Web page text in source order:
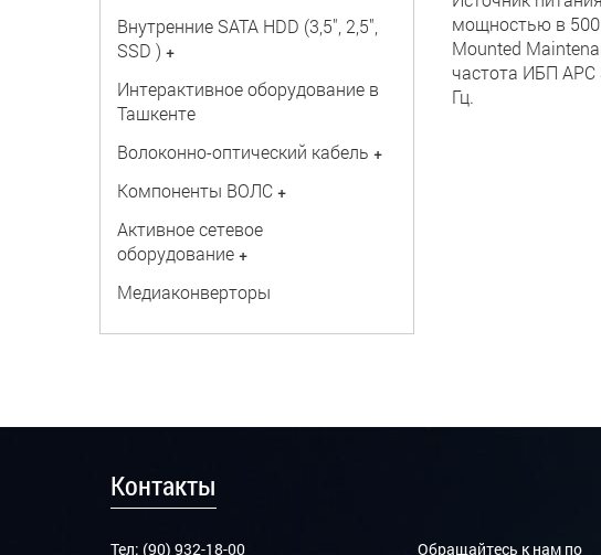
Внутренние SATA HDD (3,5", 2,5",
SSD ) +
Интерактивное оборудование в
Ташкенте
Волоконно-оптический кабель +
Компоненты ВОЛС +
Активное сетевое
оборудование +
Медиаконверторы
мощностью в 500
Mounted
частота ИБП
Гц.
Контакты
Тел: (90) 932-18-00 Обращайтесь к нам по